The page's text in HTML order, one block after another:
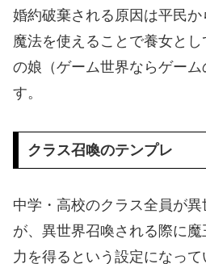
婚約破棄される原因は平民
魔法を使えることで養女と
の娘（ゲーム世界ならゲー
す。
クラス召喚のテンプレ
中学・高校のクラス全員が
が、異世界召喚される際に
力を得るという設定になって